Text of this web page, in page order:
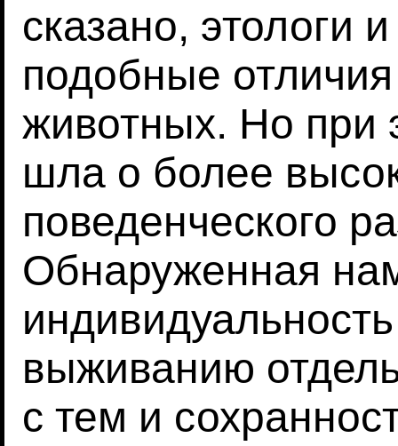
сказано, этологи
подобные
животных. Но при
шла о более
поведенческого
Обнаруженная
выживанию
с тем и